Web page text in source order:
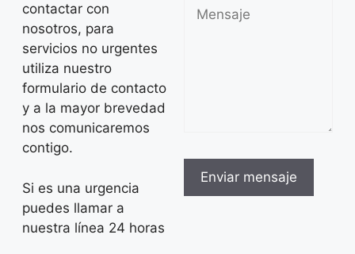
contactar con
nosotros, para
servicios no urgentes
utiliza nuestro
formulario de contacto
y a la mayor brevedad
nos comunicaremos
contigo.
Si es una urgencia
puedes llamar a
nuestra línea 24 horas